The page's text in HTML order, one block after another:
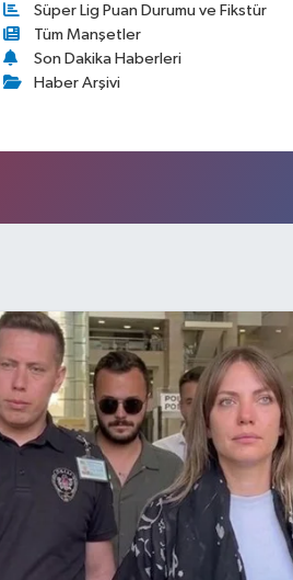
Süper Lig Puan Durumu ve Fikstür
Tüm Manşetler
Son Dakika Haberleri
Haber Arşivi